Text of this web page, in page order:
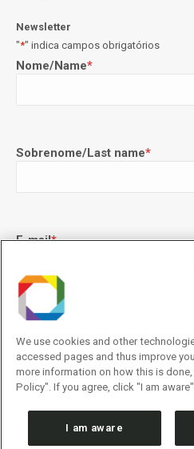
Newsletter
"*" indica campos obrigatórios
Nome/Name*
Sobrenome/Last name*
E-mail*
Concordo com os termos de uso
Privacidade
/I agree to the terms
Policy.
We use cookies and other
accessed pages and thus improve
more information on how this is
Policy". If you agree, click "I am aware".
I am aware